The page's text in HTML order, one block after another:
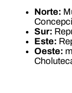
Norte:
Sur:
Este:
Oeste: